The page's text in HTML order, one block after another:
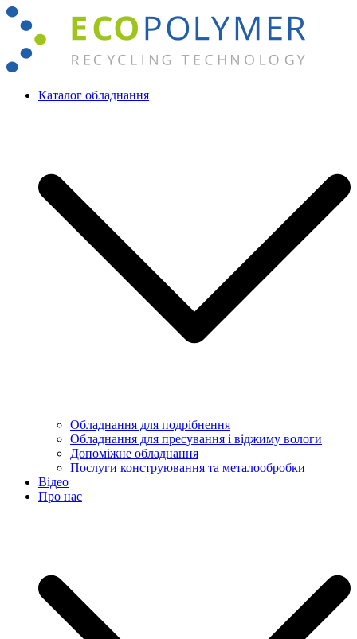
Перейти
вмісту
Каталог обладнання
Обладнання для подрібнення
Обладнання для пресування і віджиму вологи
Допоміжне обладнання
Послуги конструювання та металообробки
Відео
Про нас